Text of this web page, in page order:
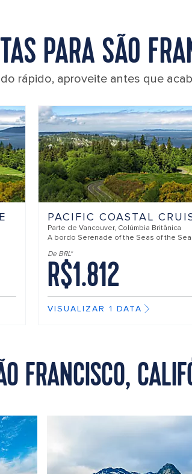
PARA SÃO
rápido, aproveite antes que
PACIFIC COASTAL
Parte de Vancouver, Colúmbia Britânica
A bordo Serenade of the Seas of the
De BRL*
R$1.812
VISUALIZAR 1 DATA
FRANCISCO,